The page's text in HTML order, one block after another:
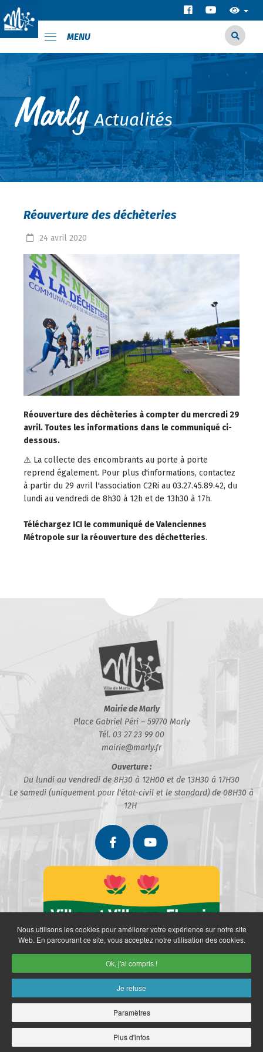
MENU
Actualités
Réouverture des déchèteries
24 avril 2020
Réouverture des déchèteries à compter du mercredi 29
avril. Toutes les informations dans le communiqué ci-
dessous.
⚠️ La collecte des encombrants au porte à porte
reprend également. Pour plus d'informations, contactez
à partir du 29 avril l'association C2Ri au 03.27.45.89.42, du
lundi au vendredi de 8h30 à 12h et de 13h30 à 17h.
Téléchargez ICI le communiqué de Valenciennes
Métropole sur la réouverture des déchetteries.
Mairie de Marly
Place Gabriel Péri – 59770 Marly
Tél. 03 27 23 99 00
mairie@marly.fr
Ouverture :
Du lundi au vendredi de 8H30 à 12H00 et de 13H30 à 17H30
Le samedi (uniquement pour l'état-civil et le standard) de 08H30 à
12H
Retrait des données personnelles
Plan du site
Accès restreint
Nous utilisons les cookies pour améliorer votre expérience sur notre site
Web. En parcourant ce site, vous acceptez notre utilisation des cookies.
Ok, j'ai compris !
Je refuse
Paramètres
Plus d'infos